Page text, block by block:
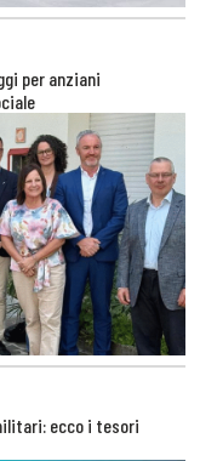
per anziani
ecco i tesori